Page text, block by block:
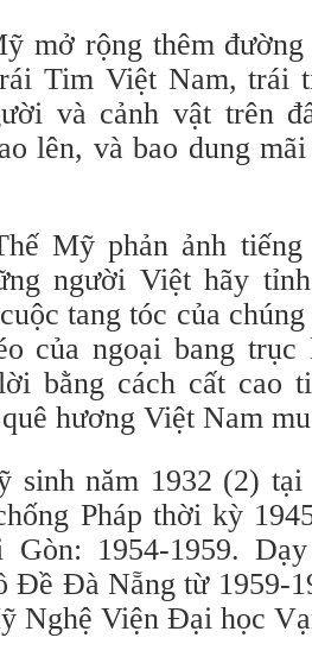
mở rộng thêm
Tim Việt Nam, trái
và cảnh vật trên
lên, và bao dung
Mỹ phản ảnh
người Việt hãy
tang tóc của
của ngoại bang trục
bằng cách cất cao
hương Việt Nam
sinh năm 1932 (2)
Pháp thời kỳ
Gòn: 1954-1959.
Đề Đà Nẵng từ 1959-
Nghệ Viện Đại học